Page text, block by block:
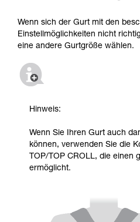
Wenn sich der Gurt mit den
Einstellmöglichkeiten nicht
eine andere Gurtgröße wählen.
Hinweis:
Wenn Sie Ihren Gurt auch
können, verwenden Sie die
TOP/TOP CROLL, die einen
ermöglicht.